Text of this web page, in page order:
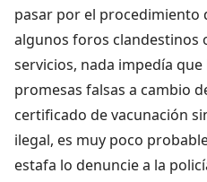
pasar por el procedimiento
algunos foros clandestinos
servicios, nada impedía
promesas falsas a cambio
certificado de vacunación
ilegal, es muy poco
estafa lo denuncie a la